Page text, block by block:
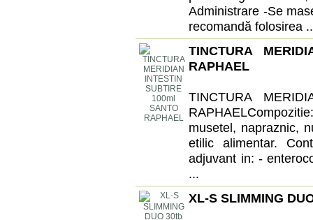
Administrare -Se
recomandă folosirea
TINCTURA
RAPHAEL
TINCTURA
musetel, napraznic,
etilic alimentar.
adjuvant in: -
...
XL-S SLIMMING